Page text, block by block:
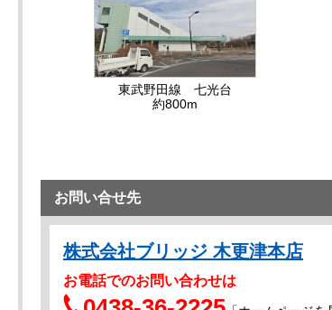
東武野田線 七光台
約800m
お問い合せ先
株式会社ブリッジ 木更津本店
お電話でのお問い合わせは